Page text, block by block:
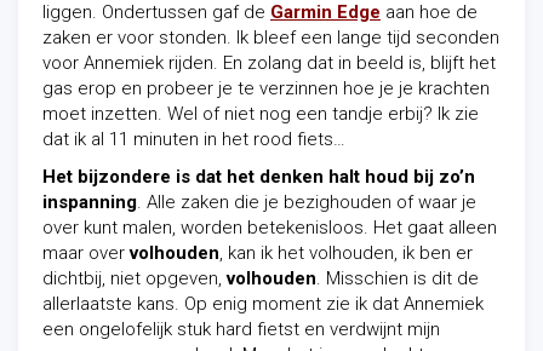
liggen. Ondertussen gaf de Garmin Edge aan hoe de
zaken er voor stonden. Ik bleef een lange tijd seconden
voor Annemiek rijden. En zolang dat in beeld is, blijft het
gas erop en probeer je te verzinnen hoe je je krachten
moet inzetten. Wel of niet nog een tandje erbij? Ik zie
dat ik al 11 minuten in het rood fiets…
Het bijzondere is dat het denken halt houd bij zo’n
inspanning. Alle zaken die je bezighouden of waar je
over kunt malen, worden betekenisloos. Het gaat alleen
maar overvolhouden, kan ik het volhouden, ik ben er
dichtbij, niet opgeven,volhouden. Misschien is dit de
allerlaatste kans. Op enig moment zie ik dat Annemiek
een ongelofelijk stuk hard fietst en verdwijnt mijn